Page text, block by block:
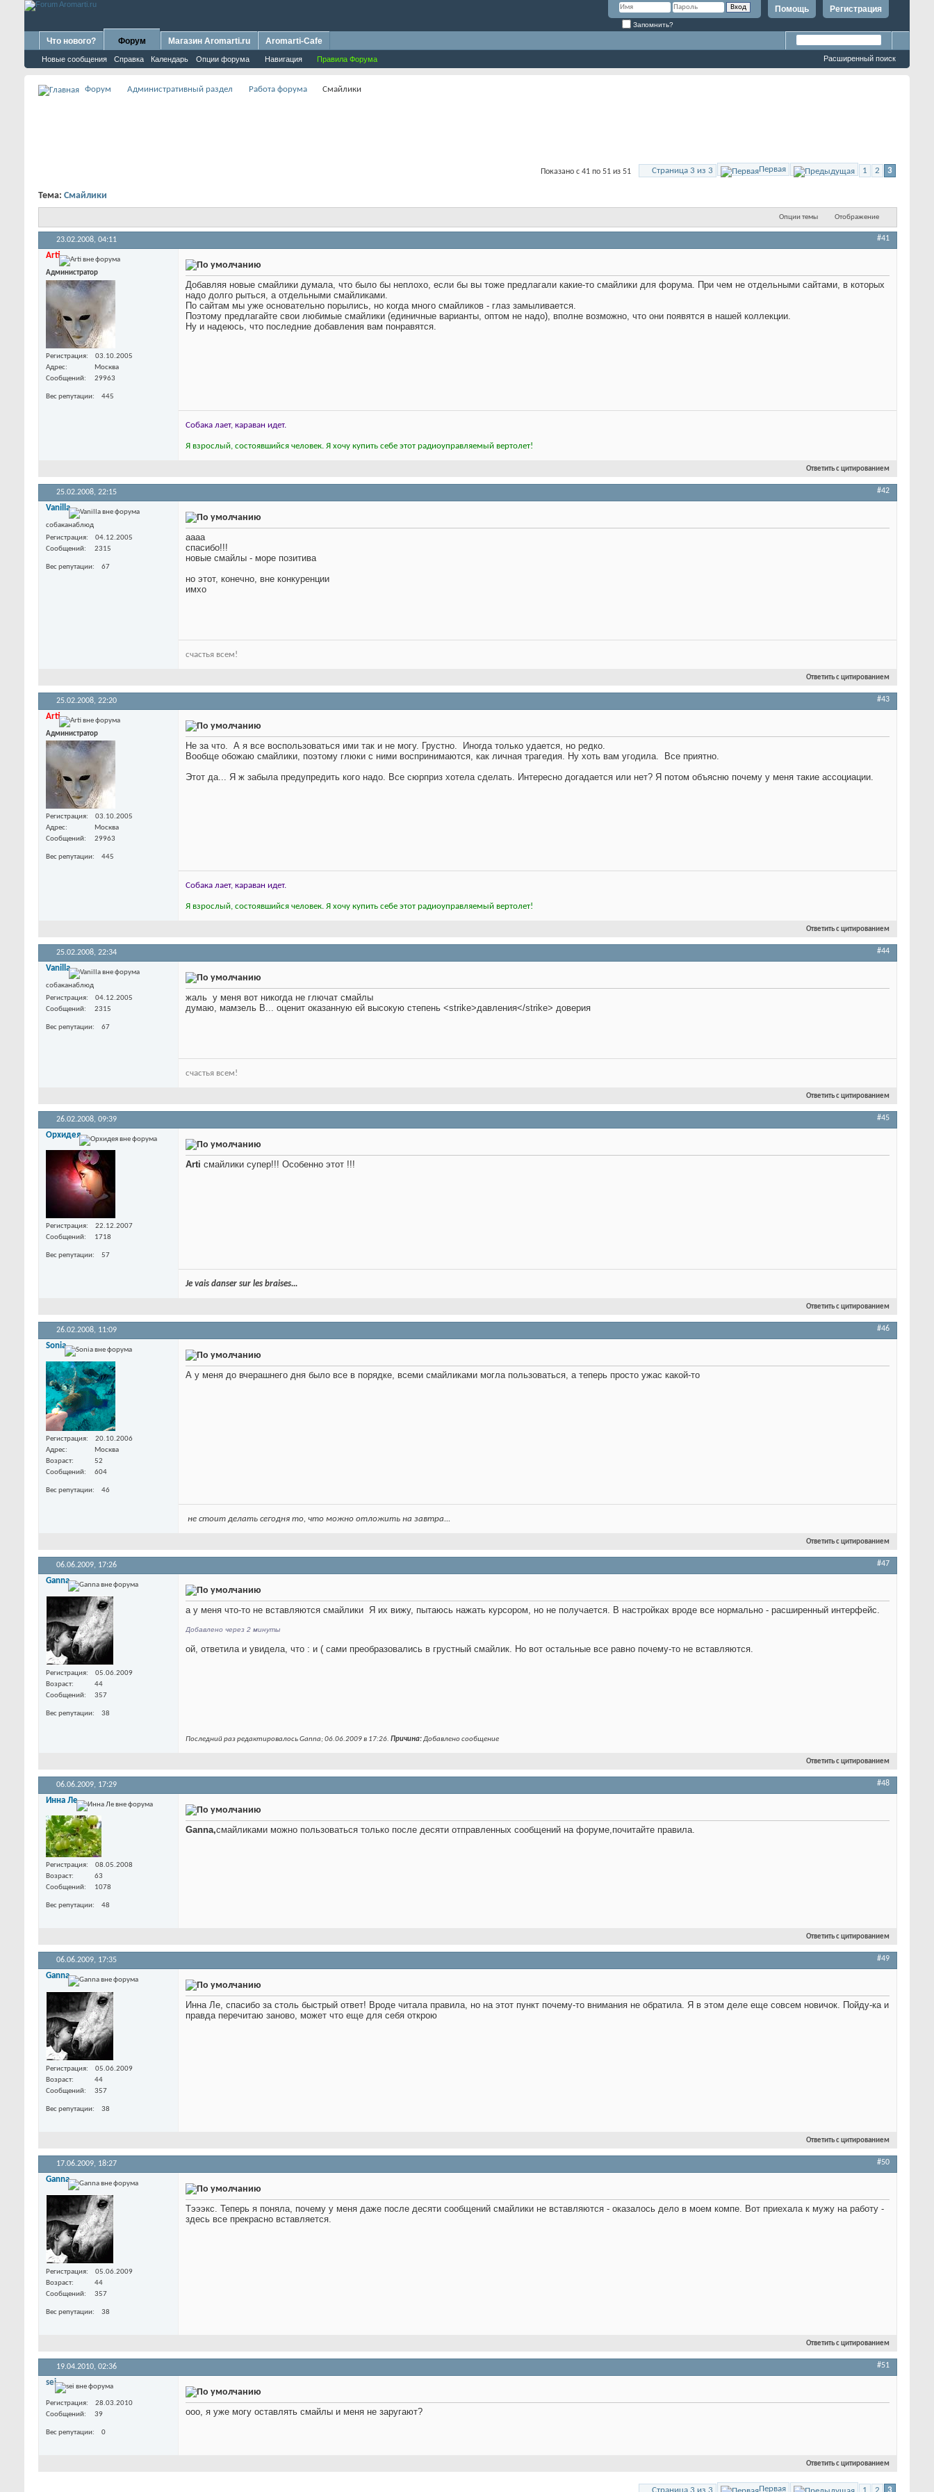
Регистрация
Помощь
Запомнить?
Что нового? Форум
Новые сообщения Справка Календарь Опции форума Навигация Правила Форума
Магазин Aromarti.ru Aromarti-Cafe
Расширенный поиск
Форум Административный раздел Работа форума Смайлики
Страница 3 из 3 Первая 1 2 3
Показано с 41 по 51 из 51
Тема: Смайлики
Опции темы Отображение
23.02.2008, 04:11 #41
Arti
Администратор
Регистрация
03.10.2005
Адрес
Москва
Сообщений
29963
Вес репутации 445
Добавляя новые смайлики думала, что было бы неплохо, если бы вы тоже предлагали какие-то смайлики для форума. При чем не отдельными сайтами, в которых
надо долго рыться, а отдельными смайликами.
По сайтам мы уже основательно порылись, но когда много смайликов - глаз замыливается.
Поэтому предлагайте свои любимые смайлики (единичные варианты, оптом не надо), вполне возможно, что они появятся в нашей коллекции.
Ну и надеюсь, что последние добавления вам понравятся.
Собака лает, караван идет.
Я взрослый, состоявшийся человек. Я хочу купить себе этот радиоуправляемый вертолет!
Ответить с цитированием
25.02.2008, 22:15 #42
Vanilla
собаканаблюд
Регистрация
04.12.2005
Сообщений
2315
Вес репутации 67
аааа
спасибо!!!
новые смайлы - море позитива
но этот, конечно, вне конкуренции
имхо
счастья всем!
Ответить с цитированием
25.02.2008, 22:20 #43
Arti
Администратор
Регистрация
03.10.2005
Адрес
Москва
Сообщений
29963
Вес репутации 445
Не за что. А я все воспользоваться ими так и не могу. Грустно.
Иногда только удается, но редко.
Вообще обожаю смайлики, поэтому глюки с ними воспринимаются, как личная трагедия. Ну хоть вам угодила.
Все приятно.
Этот да...
Я ж забыла предупредить кого надо. Все сюрприз хотела сделать. Интересно догадается или нет? Я потом объясню почему у меня такие ассоциации.
Собака лает, караван идет.
Я взрослый, состоявшийся человек. Я хочу купить себе этот радиоуправляемый вертолет!
Ответить с цитированием
25.02.2008, 22:34 #44
Vanilla
собаканаблюд
Регистрация
04.12.2005
Сообщений
2315
Вес репутации 67
жаль у меня вот никогда не глючат смайлы
думаю, мамзель В... оценит оказанную ей высокую степень <strike>давления</strike> доверия
счастья всем!
Ответить с цитированием
26.02.2008, 09:39 #45
Орхидея
Регистрация
22.12.2007
Сообщений
1718
Вес репутации 57
Arti смайлики супер!!! Особенно этот !!!
Je vais danser sur les braises...
Ответить с цитированием
26.02.2008, 11:09 #46
Sonia
Регистрация
20.10.2006
Адрес
Москва
Возраст
52
Сообщений
604
Вес репутации 46
А у меня до вчерашнего дня было все в порядке, всеми смайликами могла пользоваться, а теперь просто ужас какой-то
не стоит делать сегодня то, что можно отложить на завтра...
Ответить с цитированием
06.06.2009, 17:26 #47
Ganna
Регистрация
05.06.2009
Возраст
44
Сообщений
357
Вес репутации 38
а у меня что-то не вставляются смайлики Я их вижу, пытаюсь нажать курсором, но не получается. В настройках вроде все нормально - расширенный интерфейс.
Добавлено через 2 минуты
ой, ответила и увидела, что : и ( сами преобразовались в грустный смайлик. Но вот остальные все равно почему-то не вставляются.
Последний раз редактировалось Ganna; 06.06.2009 в 17:26. Причина:Добавлено сообщение
Ответить с цитированием
06.06.2009, 17:29 #48
Инна Ле
Регистрация
08.05.2008
Возраст
63
Сообщений
1078
Вес репутации 48
Ganna,смайликами можно пользоваться только после десяти отправленных сообщений на форуме,почитайте правила.
Ответить с цитированием
06.06.2009, 17:35 #49
Ganna
Регистрация
05.06.2009
Возраст
44
Сообщений
357
Вес репутации 38
Инна Ле, спасибо за столь быстрый ответ! Вроде читала правила, но на этот пункт почему-то внимания не обратила. Я в этом деле еще совсем новичок. Пойду-ка и
правда перечитаю заново, может что еще для себя открою
Ответить с цитированием
17.06.2009, 18:27 #50
Ganna
Регистрация
05.06.2009
Возраст
44
Сообщений
357
Вес репутации 38
Тэээкс. Теперь я поняла, почему у меня даже после десяти сообщений смайлики не вставляются - оказалось дело в моем компе . Вот приехала к мужу на работу -
здесь все прекрасно вставляется
Ответить с цитированием
19.04.2010, 02:36 #51
sei
Регистрация
28.03.2010
Сообщений
39
Вес репутации 0
ооо, я уже могу оставлять смайлы и меня не заругают?
Ответить с цитированием
Страница 3 из 3 Первая 1 2 3